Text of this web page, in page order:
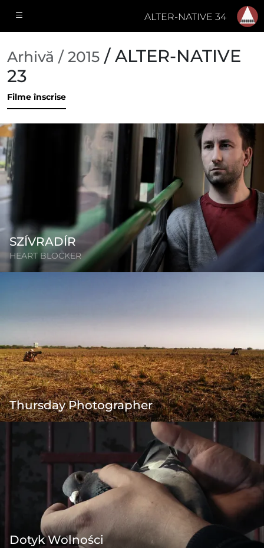
ALTER-NATIVE 34
Arhivă / 2015 / ALTER-NATIVE
23
Filme înscrise
SZÍVRADÍR
HEART BLOCKER
Thursday Photographer
Dotyk Wolności